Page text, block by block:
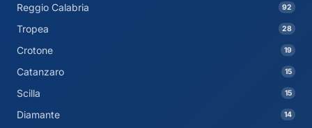
Reggio Calabria
92
Tropea 28
Crotone 19
Catanzaro 15
Scilla 15
Diamante 14